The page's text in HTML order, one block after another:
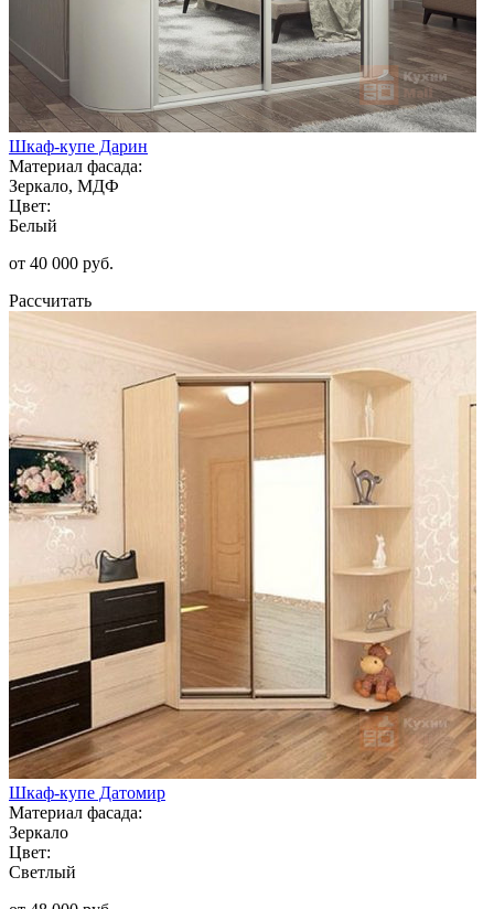
Шкаф-купе Дарин
Материал фасада:
Зеркало, МДФ
Цвет:
Белый
от 40 000 руб.
Рассчитать
Шкаф-купе Датомир
Материал фасада:
Зеркало
Цвет:
Светлый